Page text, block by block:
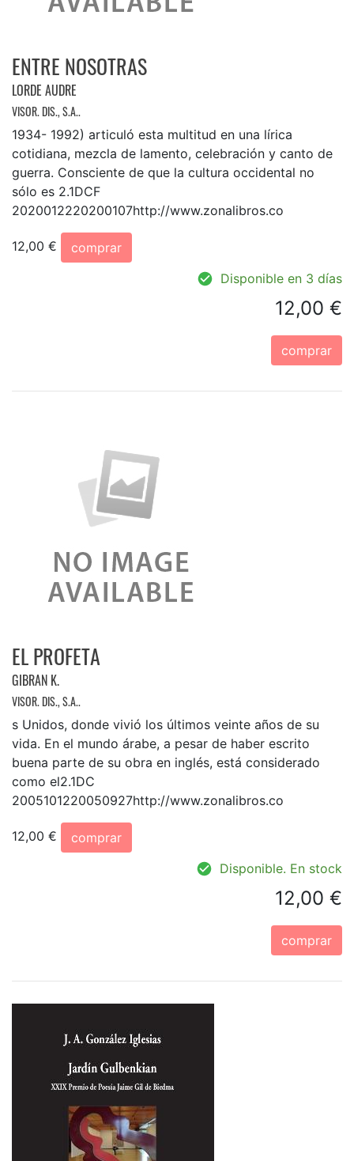
ENTRE NOSOTRAS
LORDE AUDRE
VISOR. DIS., S.A..
1934- 1992) articuló esta multitud en una lírica
cotidiana, mezcla de lamento, celebración y canto de
guerra. Consciente de que la cultura occidental no
sólo es 2.1DCF
2020012220200107http://www.zonalibros.co
12,00 €
comprar
Disponible en 3 días
12,00 €
comprar
EL PROFETA
GIBRAN K.
VISOR. DIS., S.A..
s Unidos, donde vivió los últimos veinte años de su
vida. En el mundo árabe, a pesar de haber escrito
buena parte de su obra en inglés, está considerado
como el2.1DC
2005101220050927http://www.zonalibros.co
12,00 €
comprar
Disponible. En stock
12,00 €
comprar